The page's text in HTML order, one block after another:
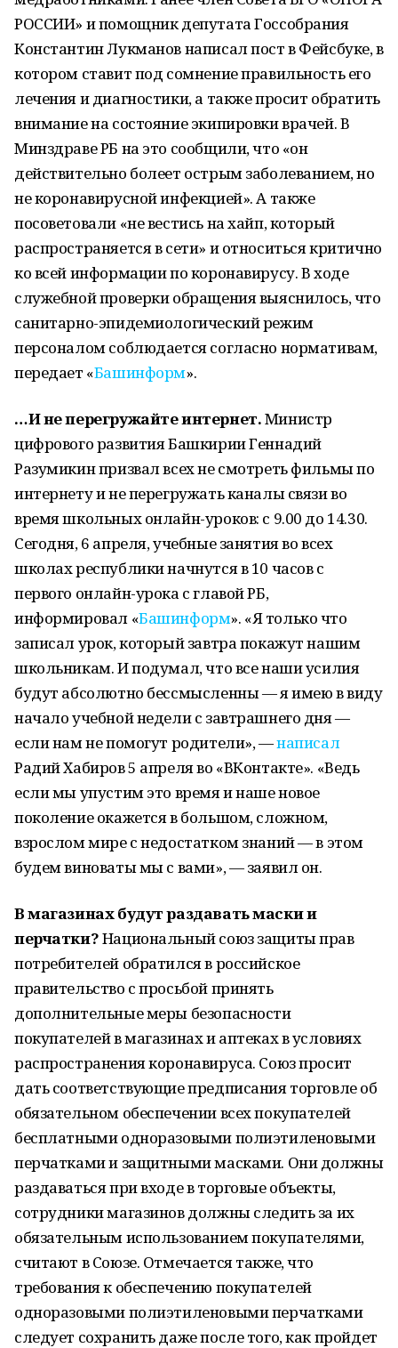
РОССИИ» и помощник депутата Госсобрания
Константин Лукманов написал пост в Фейсбуке, в
котором ставит под сомнение правильность его
лечения и диагностики, а также просит обратить
внимание на состояние экипировки врачей. В
Минздраве РБ на это сообщили, что «он
действительно болеет острым заболеванием, но
не коронавирусной инфекцией». А также
посоветовали «не вестись на хайп, который
распространяется в сети» и относиться критично
ко всей информации по коронавирусу. В ходе
служебной проверки обращения выяснилось, что
санитарно-эпидемиологический режим
персоналом соблюдается согласно нормативам,
передает «Башинформ».
…И не перегружайте интернет.Министр
цифрового развития Башкирии Геннадий
Разумикин призвал всех не смотреть фильмы по
интернету и не перегружать каналы связи во
время школьных онлайн-уроков: с 9.00 до 14.30.
Сегодня, 6 апреля, учебные занятия во всех
школах республики начнутся в 10 часов с
первого онлайн-урока с главой РБ,
информировал «Башинформ». «Я только что
записал урок, который завтра покажут нашим
школьникам. И подумал, что все наши усилия
будут абсолютно бессмысленны — я имею в виду
начало учебной недели с завтрашнего дня —
если нам не помогут родители», —написал
Радий Хабиров 5 апреля во «ВКонтакте». «Ведь
если мы упустим это время и наше новое
поколение окажется в большом, сложном,
взрослом мире с недостатком знаний — в этом
будем виноваты мы с вами», — заявил он.
В магазинах будут раздавать маски и
перчатки?Национальный союз защиты прав
потребителей обратился в российское
правительство с просьбой принять
дополнительные меры безопасности
покупателей в магазинах и аптеках в условиях
распространения коронавируса. Союз просит
дать соответствующие предписания торговле об
обязательном обеспечении всех покупателей
бесплатными одноразовыми полиэтиленовыми
перчатками и защитными масками. Они должны
раздаваться при входе в торговые объекты,
сотрудники магазинов должны следить за их
обязательным использованием покупателями,
считают в Союзе. Отмечается также, что
требования к обеспечению покупателей
одноразовыми полиэтиленовыми перчатками
следует сохранить даже после того, как пройдет